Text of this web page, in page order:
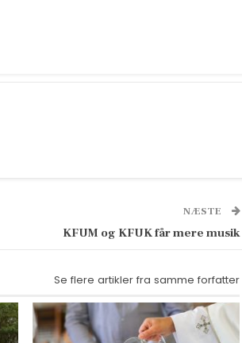
NÆSTE
KFUM og KFUK får mere musik
Se flere artikler fra samme forfatter